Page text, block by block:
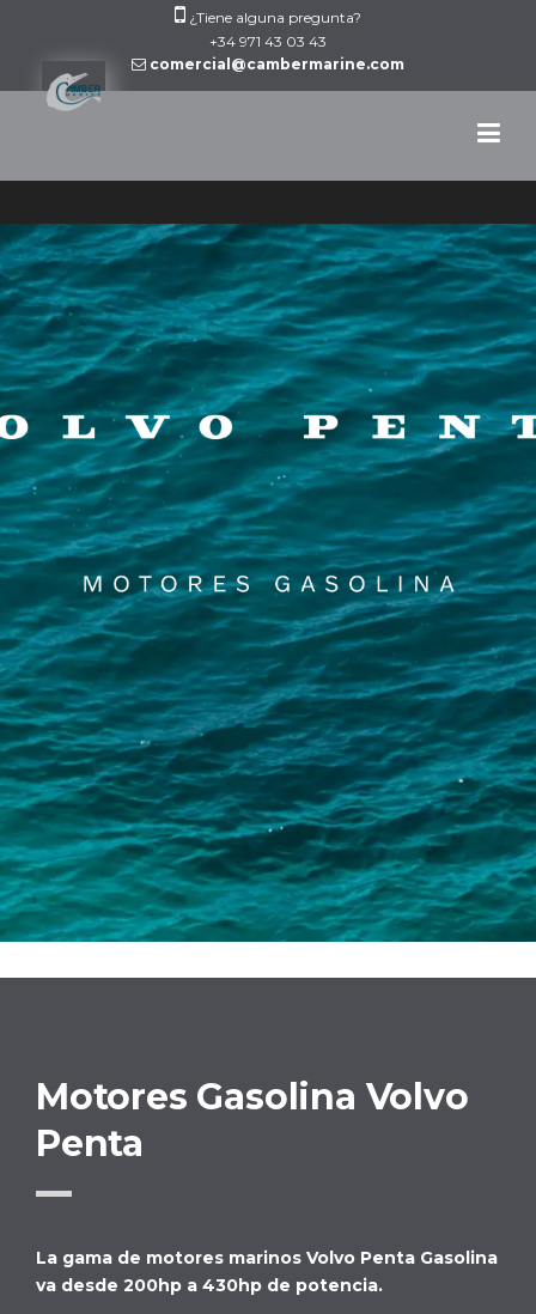
¿Tiene alguna pregunta?
+34 971 43 03 43
comercial@cambermarine.com
Motores Gasolina Volvo
Penta
La gama de motores marinos Volvo Penta Gasolina
va desde 200hp a 430hp de potencia.